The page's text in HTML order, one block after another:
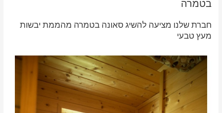
בטמרה
חברת שלנו מציעה להשיג סאונה בטמרה מהממת יבשות
מעץ טבעי